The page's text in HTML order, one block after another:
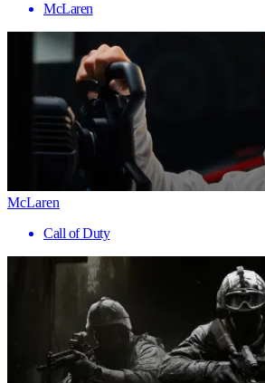
McLaren
McLaren
Call of Duty